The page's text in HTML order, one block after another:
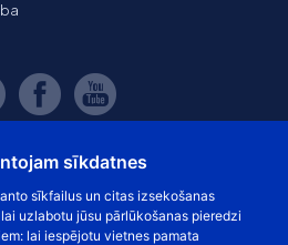
sīkdatnes
sīkfailus un citas izsekošanas
uzlabotu jūsu pārlūkošanas pieredzi
lai iespējotu vietnes pamata